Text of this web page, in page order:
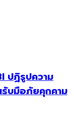
ปฏิรูปความ
บมือภัยคุกคาม